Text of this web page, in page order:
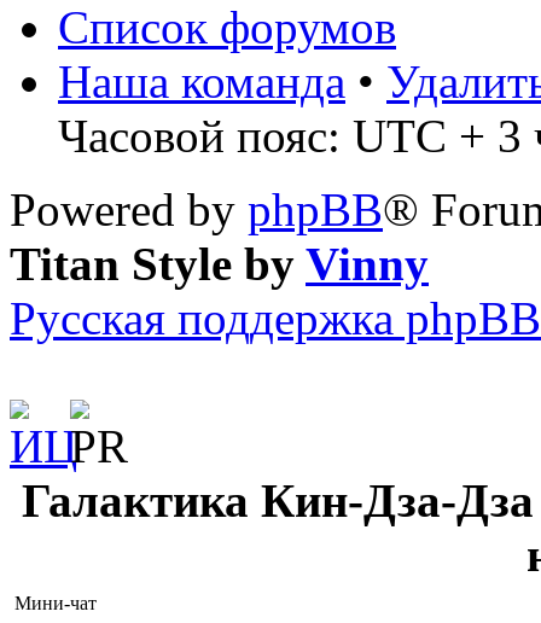
Список форумов
Наша команда •
Часовой пояс: UTC + 3
Powered by phpBB®
Titan Style by Vinny
Русская поддержка phpBB
Галактика Кин-Дза-Дза
Мини-чат